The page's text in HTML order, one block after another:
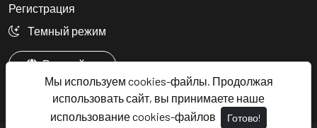
Мы используем cookies-файлы. Продолжая
использовать сайт, вы принимаете наше
использование cookies-файлов
Готово!
Регистрация
Темный режим
Русский